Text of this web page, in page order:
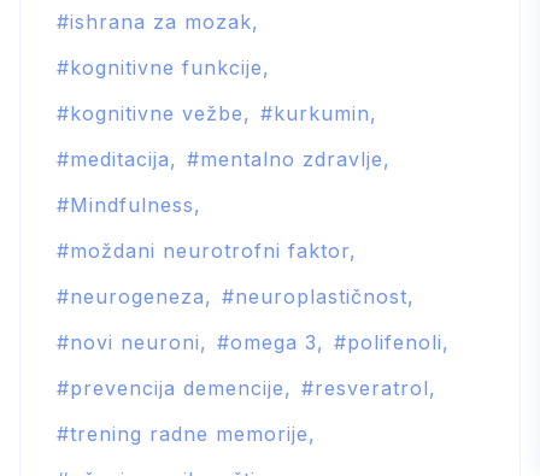
ishrana za mozak
kognitivne funkcije
kognitivne vežbe
kurkumin
meditacija
mentalno zdravlje
Mindfulness
moždani neurotrofni faktor
neurogeneza
neuroplastičnost
novi neuroni
omega 3
polifenoli
prevencija demencije
resveratrol
trening radne memorije